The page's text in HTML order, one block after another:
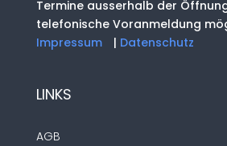
Termine ausserhalb der
telefonische Voranmeldung
Impressum
| Datenschutz
LINKS
AGB